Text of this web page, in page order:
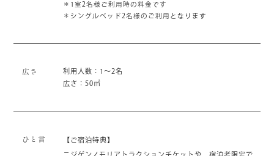
＊1室2名様ご利用時の料金です
＊シングルベッド2名様のご利用となります
広さ
利用人数：1～2名
広さ：50㎡
ひと言 【ご宿泊特典】
ニジゲンノモリアトラクションチケットや、宿泊者限定で